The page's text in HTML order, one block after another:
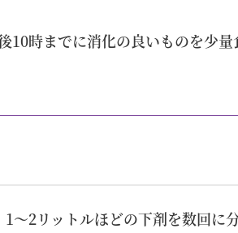
時までに消化の良いものを少量
2リットルほどの下剤を数回に分